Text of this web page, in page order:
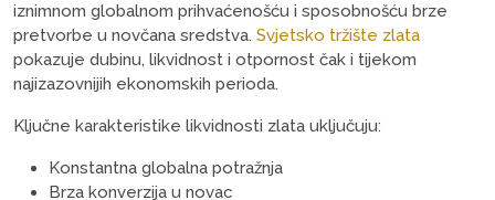
iznimnom globalnom prihvaćenošću i sposobnošću brze
pretvorbe u novčana sredstva. Svjetsko tržište zlata
pokazuje dubinu, likvidnost i otpornost čak i tijekom
najizazovnijih ekonomskih perioda.
Ključne karakteristike likvidnosti zlata uključuju:
Konstantna globalna potražnja
Brza konverzija u novac